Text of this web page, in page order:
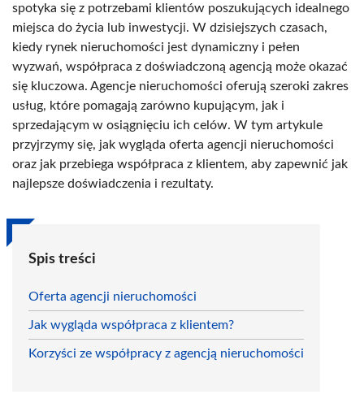
spotyka się z potrzebami klientów poszukujących idealnego
miejsca do życia lub inwestycji. W dzisiejszych czasach,
kiedy rynek nieruchomości jest dynamiczny i pełen
wyzwań, współpraca z doświadczoną agencją może okazać
się kluczowa. Agencje nieruchomości oferują szeroki zakres
usług, które pomagają zarówno kupującym, jak i
sprzedającym w osiągnięciu ich celów. W tym artykule
przyjrzymy się, jak wygląda oferta agencji nieruchomości
oraz jak przebiega współpraca z klientem, aby zapewnić jak
najlepsze doświadczenia i rezultaty.
Spis treści
Oferta agencji nieruchomości
Jak wygląda współpraca z klientem?
Korzyści ze współpracy z agencją nieruchomości